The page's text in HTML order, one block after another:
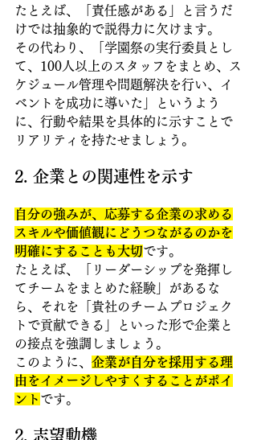
たとえば、「責任感がある」と言うだ
けでは抽象的で説得力に欠けます。
その代わり、「学園祭の実行委員とし
て、100人以上のスタッフをまとめ、ス
ケジュール管理や問題解決を行い、イ
ベントを成功に導いた」というよう
に、行動や結果を具体的に示すことで
リアリティを持たせましょう。
2. 企業との関連性を示す
自分の強みが、応募する企業の求める
スキルや価値観にどうつながるのかを
明確にすることも大切です。
たとえば、「リーダーシップを発揮し
てチームをまとめた経験」があるな
ら、それを「貴社のチームプロジェク
トで貢献できる」といった形で企業と
の接点を強調しましょう。
このように、 企業が自分を採用する理
由をイメージしやすくすることがポイ
ント です。
2. 志望動機